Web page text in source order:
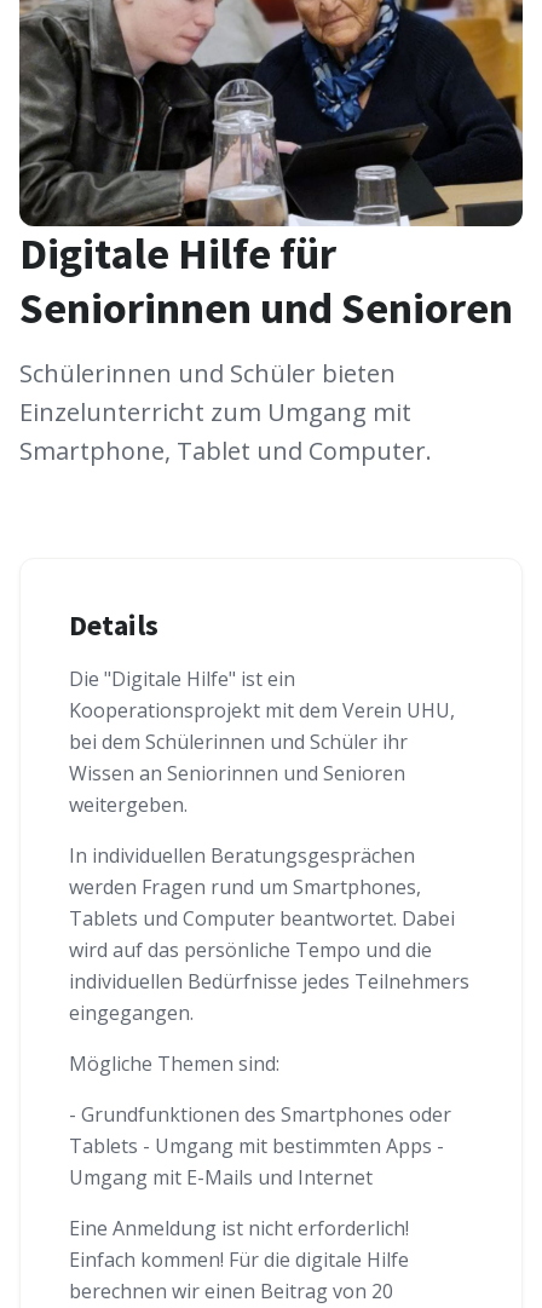
Digitale Hilfe für
Seniorinnen und Senioren
Schülerinnen und Schüler bieten
Einzelunterricht zum Umgang mit
Smartphone, Tablet und Computer.
Details
Die "Digitale Hilfe" ist ein
Kooperationsprojekt mit dem Verein UHU,
bei dem Schülerinnen und Schüler ihr
Wissen an Seniorinnen und Senioren
weitergeben.
In individuellen Beratungsgesprächen
werden Fragen rund um Smartphones,
Tablets und Computer beantwortet. Dabei
wird auf das persönliche Tempo und die
individuellen Bedürfnisse jedes Teilnehmers
eingegangen.
Mögliche Themen sind:
- Grundfunktionen des Smartphones oder
Tablets - Umgang mit bestimmten Apps -
Umgang mit E-Mails und Internet
Eine Anmeldung ist nicht erforderlich!
Einfach kommen! Für die digitale Hilfe
berechnen wir einen Beitrag von 20